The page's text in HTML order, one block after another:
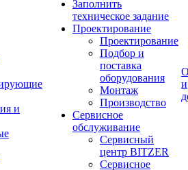
и
Заполнить
техническое задание
Проектирование
Проектирование
Подбор и
поставка
оборудования
Монтаж
Производство
Сервисное
обслуживание
Сервисный
центр BITZER
Сервисное
и